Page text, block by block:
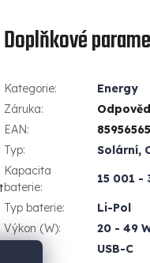
Doplňkové
Kategorie:
Energy
Záruka:
EAN:
Typ: Solární,
Kapacita
baterie:
15 001 -
Typ baterie:
Li-Pol
Výkon (W):
20 - 49
:
USB-C